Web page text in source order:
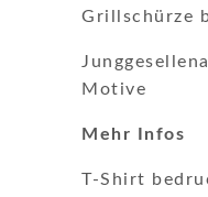
Grillschürze
Motive
Mehr Infos
T-Shirt